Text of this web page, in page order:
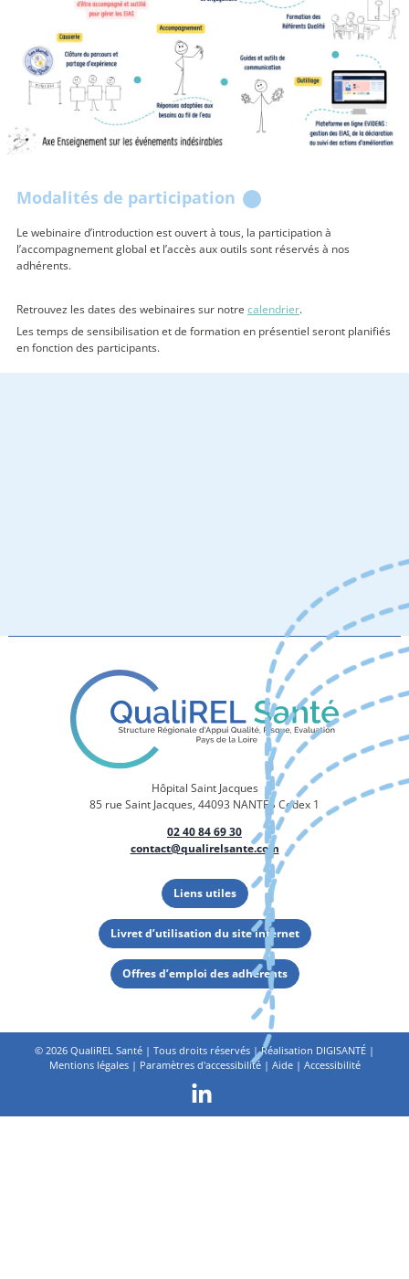
Modalités de participation
Le webinaire d’introduction est ouvert à tous, la participation à
l’accompagnement global et l’accès aux outils sont réservés à nos
adhérents.
Retrouvez les dates des webinaires sur notre calendrier.
Les temps de sensibilisation et de formation en présentiel seront planifiés
en fonction des participants.
Hôpital Saint Jacques
85 rue Saint Jacques, 44093 NANTES Cedex 1
02 40 84 69 30
contact@qualirelsante.com
Liens utiles
Livret d’utilisation du site internet
Offres d’emploi des adhérents
© 2026 QualiREL Santé | Tous droits réservés | Réalisation DIGISANTÉ |
Mentions légales| Paramètres d'accessibilité| Aide| Accessibilité